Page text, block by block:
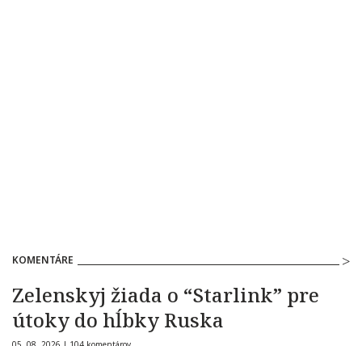
KOMENTÁRE
Zelenskyj žiada o “Starlink” pre
útoky do hĺbky Ruska